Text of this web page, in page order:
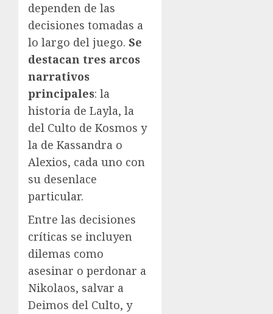
dependen de las
decisiones tomadas a
lo largo del juego. Se
destacan tres arcos
narrativos
principales: la
historia de Layla, la
del Culto de Kosmos y
la de Kassandra o
Alexios, cada uno con
su desenlace
particular.
Entre las decisiones
críticas se incluyen
dilemas como
asesinar o perdonar a
Nikolaos, salvar a
Deimos del Culto, y